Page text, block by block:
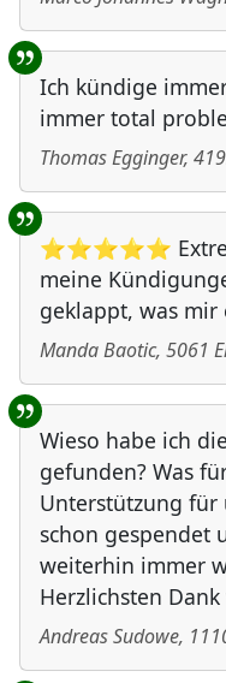
Ich kündige
immer total
Thomas Egginger,
⭐⭐⭐⭐⭐
meine
geklappt, was mir
Manda Baotic, 5061
Wieso habe ich
gefunden? Was
Unterstützung für
schon gespendet
weiterhin immer
Herzlichsten
Andreas Sudowe,